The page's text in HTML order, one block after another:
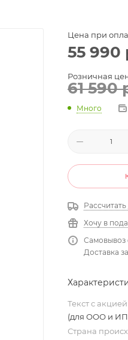
Цена при
55 990
Розничная
61 590
Много
Хочу в
Самовывоз
Доставка
Текст с акцией
(для ООО и
Страна